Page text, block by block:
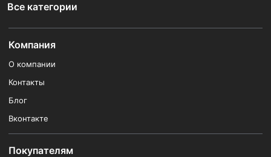
Все категории
Компания
О компании
Контакты
Блог
Вконтакте
Покупателям